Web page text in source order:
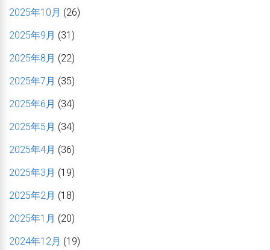
2025年10月 (26)
2025年9月 (31)
2025年8月 (22)
2025年7月 (35)
2025年6月 (34)
2025年5月 (34)
2025年4月 (36)
2025年3月 (19)
2025年2月 (18)
2025年1月 (20)
2024年12月 (19)